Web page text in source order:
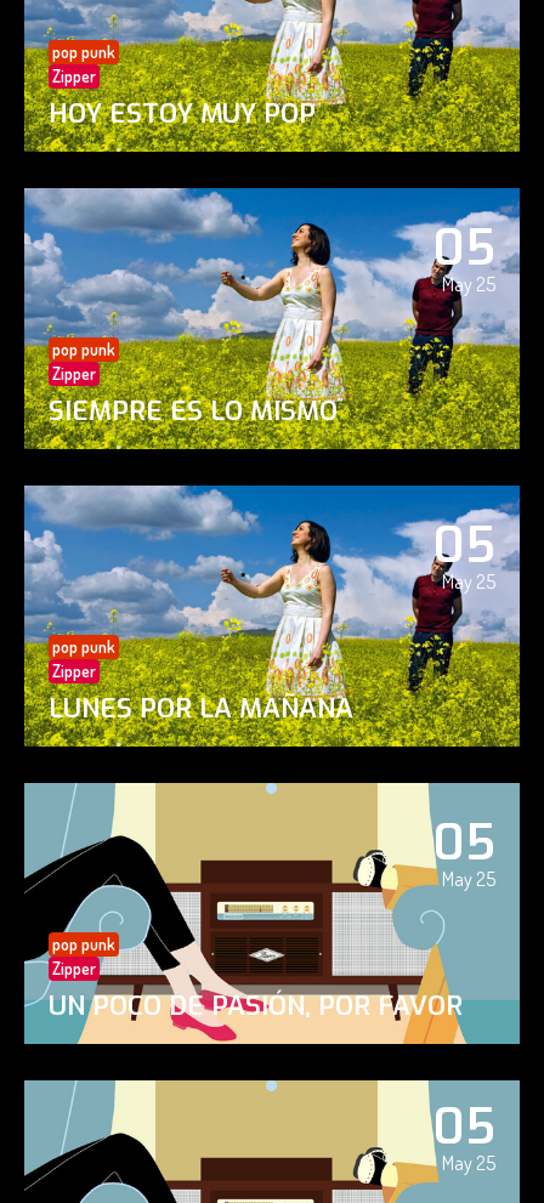
pop punk
Zipper
HOY ESTOY MUY POP
05
May 25
pop punk
Zipper
SIEMPRE ES LO MISMO
05
May 25
pop punk
Zipper
LUNES POR LA MAÑANA
05
May 25
pop punk
Zipper
UN POCO DE PASIÓN, POR FAVOR
05
May 25